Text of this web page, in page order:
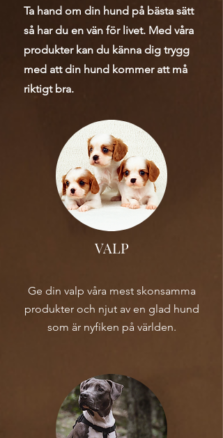
Ta hand om din hund på bästa sätt
så har du en vän för livet. Med våra
produkter kan du känna dig trygg
med att din hund kommer att må
riktigt bra.
VALP
Ge din valp våra mest skonsamma
produkter och njut av en glad hund
som är nyfiken på världen.